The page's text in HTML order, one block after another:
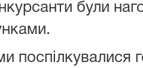
були
поспілкувалися